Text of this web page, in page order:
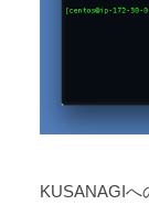
KUSANAGIへ